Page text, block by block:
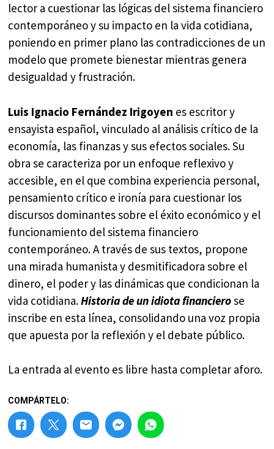
lector a cuestionar las lógicas del sistema financiero
contemporáneo y su impacto en la vida cotidiana,
poniendo en primer plano las contradicciones de un
modelo que promete bienestar mientras genera
desigualdad y frustración.
Luis Ignacio Fernández Irigoyen es escritor y
ensayista español, vinculado al análisis crítico de la
economía, las finanzas y sus efectos sociales. Su
obra se caracteriza por un enfoque reflexivo y
accesible, en el que combina experiencia personal,
pensamiento crítico e ironía para cuestionar los
discursos dominantes sobre el éxito económico y el
funcionamiento del sistema financiero
contemporáneo. A través de sus textos, propone
una mirada humanista y desmitificadora sobre el
dinero, el poder y las dinámicas que condicionan la
vida cotidiana.Historia de un idiota financierose
inscribe en esta línea, consolidando una voz propia
que apuesta por la reflexión y el debate público.
La entrada al evento es libre hasta completar aforo.
COMPÁRTELO: